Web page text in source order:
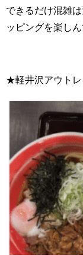
できるだけ混雑
ッピングを楽し
★軽井沢アウト